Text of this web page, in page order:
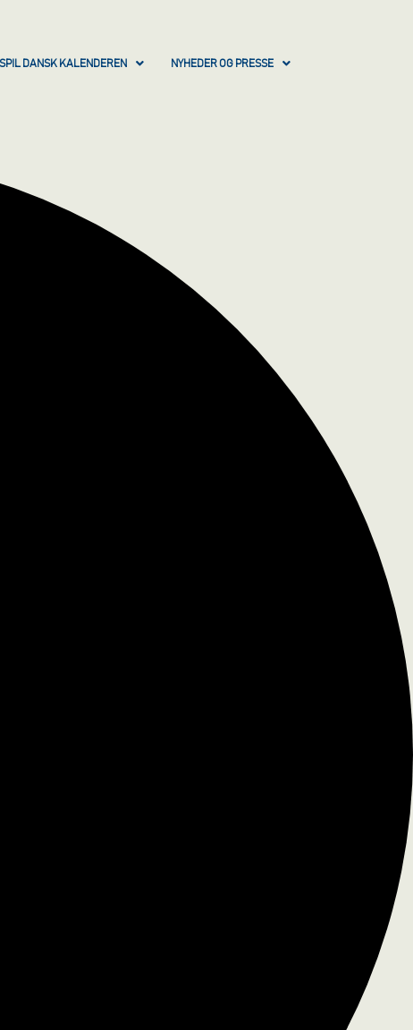
SPIL DANSK KALENDEREN NYHEDER OG PRESSE